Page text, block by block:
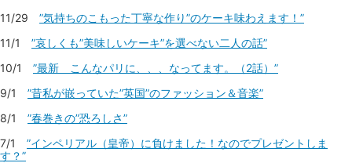
11/29 ”気持ちのこもった丁寧な作り”のケーキ味わえます！”
11/1 ”哀しくも”美味しいケーキ”を選べない二人の話”
10/1 ”最新 こんなパリに、、、なってます。（2話）”
9/1 ”昔私が嵌っていた”英国”のファッション＆音楽”
8/1 ”春巻きの”恐ろしさ”
7/1 ”インペリアル（皇帝）に負けました！なのでプレゼントしま
す？”